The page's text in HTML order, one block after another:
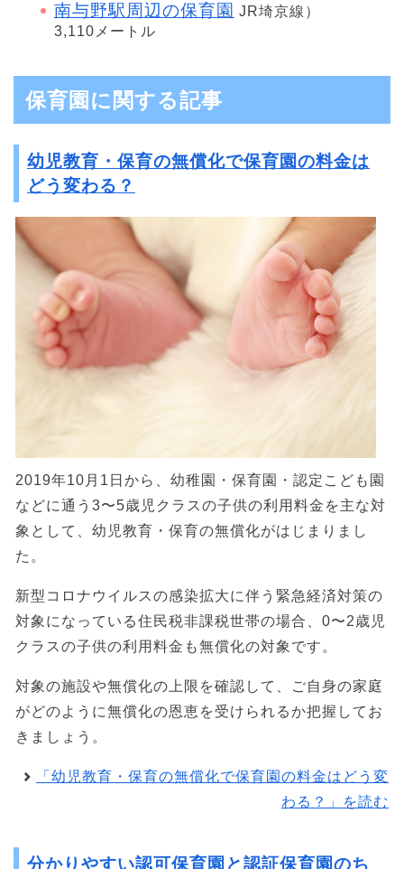
南与野駅周辺の保育園 JR埼京線）
3,110メートル
保育園に関する記事
幼児教育・保育の無償化で保育園の料金は
どう変わる？
2019年10月1日から、幼稚園・保育園・認定こども園
などに通う3〜5歳児クラスの子供の利用料金を主な対
象として、幼児教育・保育の無償化がはじまりまし
た。
新型コロナウイルスの感染拡大に伴う緊急経済対策の
対象になっている住民税非課税世帯の場合、0〜2歳児
クラスの子供の利用料金も無償化の対象です。
対象の施設や無償化の上限を確認して、ご自身の家庭
がどのように無償化の恩恵を受けられるか把握してお
きましょう。
「幼児教育・保育の無償化で保育園の料金はどう変
わる？」を読む
分かりやすい認可保育園と認証保育園のち